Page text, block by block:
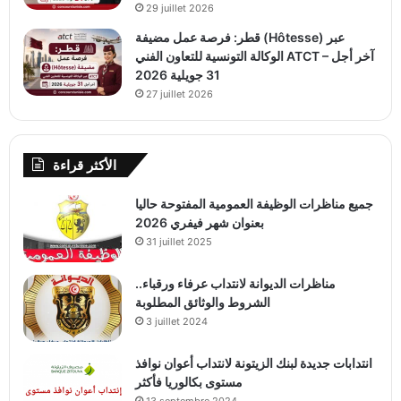
29 juillet 2026
قطر: فرصة عمل مضيفة (Hôtesse) عبر
الوكالة التونسية للتعاون الفني ATCT – آخر أجل
31 جويلية 2026
27 juillet 2026
الأكثر قراءة
جميع مناظرات الوظيفة العمومية المفتوحة حاليا
بعنوان شهر فيفري 2026
31 juillet 2025
مناظرات الديوانة لانتداب عرفاء ورقباء..
الشروط والوثائق المطلوبة
3 juillet 2024
انتدابات جديدة لبنك الزيتونة لانتداب أعوان نوافذ
مستوى بكالوريا فأكثر